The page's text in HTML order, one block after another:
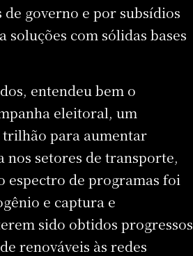
governo e por subsídios
com sólidas bases
entendeu bem o
eleitoral, um
trilhão para aumentar
setores de transporte,
de programas foi
e captura e
sido obtidos progressos
renováveis às redes